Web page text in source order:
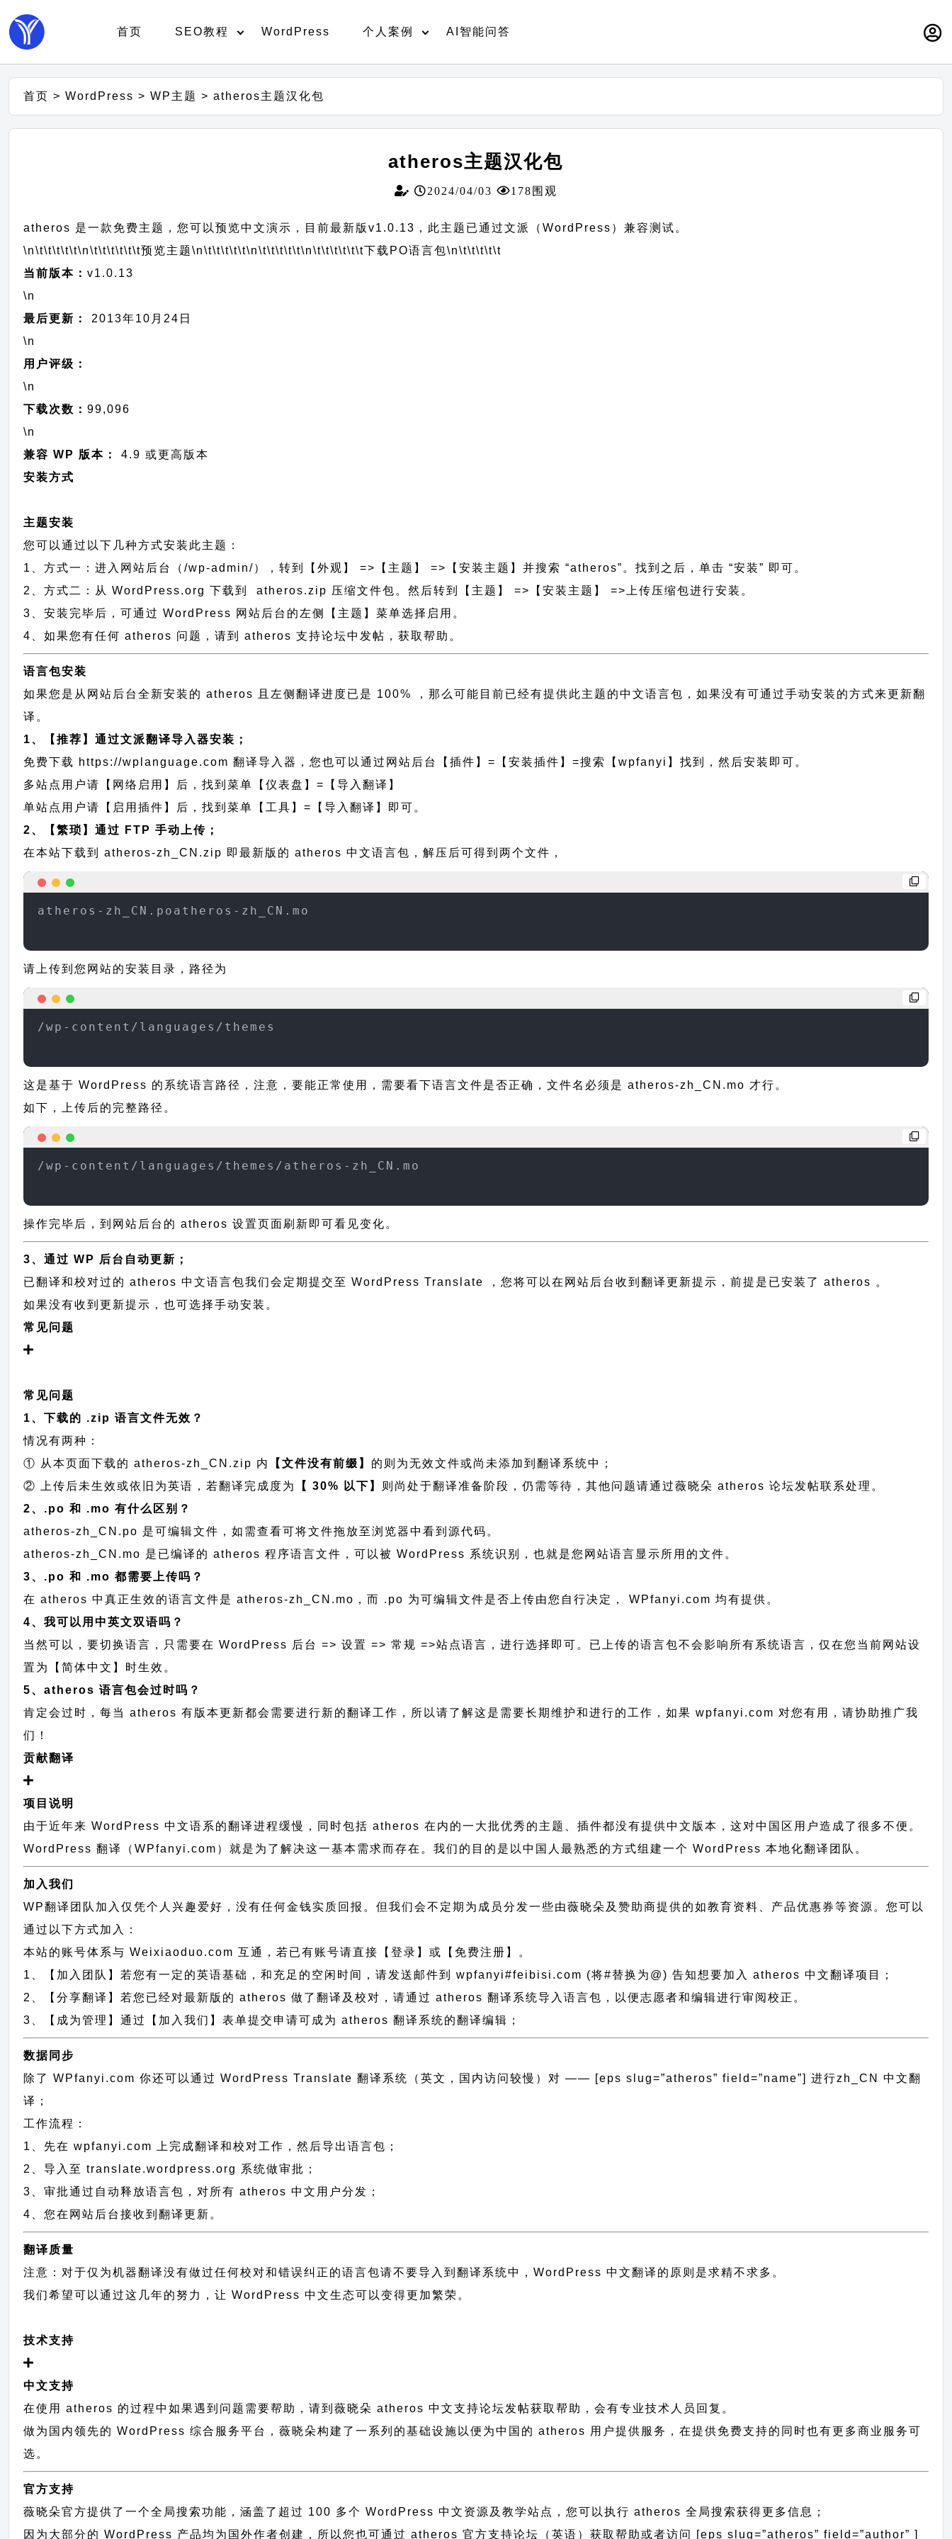
首页 SEO教程 WordPress 个人案例 AI智能问答
首页 >WordPress >WP主题 >atheros主题汉化包
atheros主题汉化包
2024/04/03 178围观
atheros 是一款免费主题，您可以预览中文演示，目前最新版v1.0.13，此主题已通过文派（WordPress）兼容测试。
\n\t\t\t\t\t\n\t\t\t\t\t\t预览主题\n\t\t\t\t\t\n\t\t\t\t\t\n\t\t\t\t\t\t下载PO语言包\n\t\t\t\t\t
当前版本：v1.0.13
\n
最后更新：
2013年10月24日
\n
用户评级：
\n
下载次数：99,096
\n
兼容 WP 版本：
4.9 或更高版本
安装方式
主题安装
您可以通过以下几种方式安装此主题：
1、方式一：进入网站后台（/wp-admin/），转到【外观】 =>【主题】 =>【安装主题】并搜索 “atheros”。找到之后，单击 “安装” 即可。
2、方式二：从 WordPress.org 下载到 atheros.zip 压缩文件包。然后转到【主题】 =>【安装主题】 =>上传压缩包进行安装。
3、安装完毕后，可通过 WordPress 网站后台的左侧【主题】菜单选择启用。
4、如果您有任何 atheros 问题，请到 atheros 支持论坛中发帖，获取帮助。
语言包安装
如果您是从网站后台全新安装的 atheros 且左侧翻译进度已是 100% ，那么可能目前已经有提供此主题的中文语言包，如果没有可通过手动安装的方式来更新翻
译。
1、【推荐】通过文派翻译导入器安装；
免费下载 https://wplanguage.com 翻译导入器，您也可以通过网站后台【插件】=【安装插件】=搜索【wpfanyi】找到，然后安装即可。
多站点用户请【网络启用】后，找到菜单【仪表盘】=【导入翻译】
单站点用户请【启用插件】后，找到菜单【工具】=【导入翻译】即可。
2、【繁琐】通过 FTP 手动上传；
在本站下载到atheros-zh_CN.zip 即最新版的 atheros 中文语言包，解压后可得到两个文件，
atheros-zh_CN.poatheros-zh_CN.mo
请上传到您网站的安装目录，路径为
/wp-content/languages/themes
这是基于 WordPress 的系统语言路径，注意，要能正常使用，需要看下语言文件是否正确，文件名必须是 atheros-zh_CN.mo 才行。
如下，上传后的完整路径。
/wp-content/languages/themes/atheros-zh_CN.mo
操作完毕后，到网站后台的 atheros 设置页面刷新即可看见变化。
3、通过 WP 后台自动更新；
已翻译和校对过的 atheros 中文语言包我们会定期提交至 WordPress Translate ，您将可以在网站后台收到翻译更新提示，前提是已安装了 atheros 。
如果没有收到更新提示，也可选择手动安装。
常见问题
常见问题
1、下载的 .zip 语言文件无效？
情况有两种：
① 从本页面下载的 atheros-zh_CN.zip 内
【文件没有前缀】 的则为无效文件或尚未添加到翻译系统中；
② 上传后未生效或依旧为英语，若翻译完成度为
【 30% 以下】 则尚处于翻译准备阶段，仍需等待，其他问题请通过薇晓朵 atheros 论坛发帖联系处理。
2、.po 和 .mo 有什么区别？
atheros-zh_CN.po 是可编辑文件，如需查看可将文件拖放至浏览器中看到源代码。
atheros-zh_CN.mo 是已编译的 atheros 程序语言文件，可以被 WordPress 系统识别，也就是您网站语言显示所用的文件。
3、.po 和 .mo 都需要上传吗？
在 atheros 中真正生效的语言文件是 atheros-zh_CN.mo，而 .po 为可编辑文件是否上传由您自行决定， WPfanyi.com 均有提供。
4、我可以用中英文双语吗？
当然可以，要切换语言，只需要在 WordPress 后台 => 设置 => 常规 =>站点语言，进行选择即可。已上传的语言包不会影响所有系统语言，仅在您当前网站设
置为【简体中文】时生效。
5、atheros 语言包会过时吗？
肯定会过时，每当 atheros 有版本更新都会需要进行新的翻译工作，所以请了解这是需要长期维护和进行的工作，如果 wpfanyi.com 对您有用，请协助推广我
们！
贡献翻译
项目说明
由于近年来 WordPress 中文语系的翻译进程缓慢，同时包括 atheros 在内的一大批优秀的主题、插件都没有提供中文版本，这对中国区用户造成了很多不便。
WordPress 翻译（WPfanyi.com） 就是为了解决这一基本需求而存在。我们的目的是以中国人最熟悉的方式组建一个 WordPress 本地化翻译团队。
加入我们
WP翻译团队加入仅凭个人兴趣爱好，没有任何金钱实质回报。但我们会不定期为成员分发一些由薇晓朵及赞助商提供的如教育资料、产品优惠券等资源。您可以
通过以下方式加入：
本站的账号体系与Weixiaoduo.com 互通，若已有账号请直接【登录】或【免费注册】。
1、【加入团队】若您有一定的英语基础，和充足的空闲时间，请发送邮件到 wpfanyi#feibisi.com (将#替换为@) 告知想要加入 atheros 中文翻译项目；
2、【分享翻译】若您已经对最新版的 atheros 做了翻译及校对，请通过 atheros 翻译系统导入语言包，以便志愿者和编辑进行审阅校正。
3、【成为管理】通过【加入我们】表单提交申请可成为 atheros 翻译系统的翻译编辑；
数据同步
除了 WPfanyi.com 你还可以通过WordPress Translate 翻译系统（英文，国内访问较慢）对 —— [eps slug=”atheros” field=”name”]进行zh_CN
中文翻
译；
工作流程：
1、先在 wpfanyi.com 上完成翻译和校对工作，然后导出语言包；
2、导入至 translate.wordpress.org 系统做审批；
3、审批通过自动释放语言包，对所有 atheros 中文用户分发；
4、您在网站后台接收到翻译更新。
翻译质量
注意：对于仅为机器翻译没有做过任何校对和错误纠正的语言包请不要导入到翻译系统中，WordPress 中文翻译的原则 是求精不求多。
我们希望可以通过这几年的努力，让 WordPress 中文生态可以变得更加繁荣。
技术支持
中文支持
在使用 atheros 的过程中如果遇到问题需要帮助，请到薇晓朵 atheros 中文支持论坛发帖获取帮助，会有专业技术人员回复。
做为国内领先的 WordPress 综合服务平台，薇晓朵构建了一系列的基础设施以便为中国的 atheros 用户提供服务，在提供免费支持的同时也有更多商业服务可
选。
官方支持
薇晓朵官方提供了一个全局搜索功能，涵盖了超过 100 多个 WordPress 中文资源及教学站点，您可以执行 atheros 全局搜索获得更多信息；
因为大部分的 WordPress 产品均为国外作者创建，所以您也可通过atheros 官方支持论坛 （英语）获取帮助或者访问 [eps slug=”atheros” field=”author” ]